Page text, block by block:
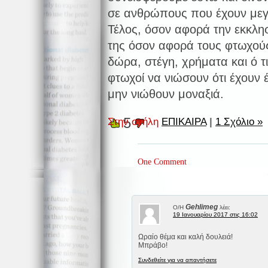
σε ανθρώπους που έχουν
Τέλος, όσον αφορά την
της όσον αφορά τους
δώρα, στέγη, χρήματα και ό
φτωχοί να νιώσουν ότι έχουν
μην νιώθουν μοναξιά.
Στην στήλη ΕΠΙΚΑΙΡΑ | 1 Σχόλιο »
5
One Comment
Ο/Η Gehlimeg λέει:
19 Ιανουαρίου 2017 στις 16:02
Ωραίο θέμα και καλή δουλειά!
Μπράβο!
Συνδεθείτε για να απαντήσετε